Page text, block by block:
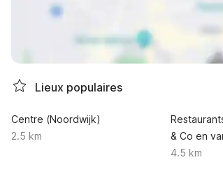
Lieux populaires
Centre (Noordwijk)
2.5 km
& Co en
4.5 km